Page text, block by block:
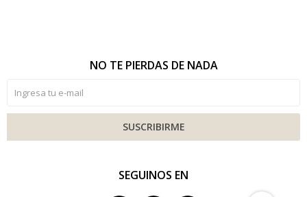
SEGUINOS EN
NO TE PIERDAS DE NADA
SUSCRIBIRME